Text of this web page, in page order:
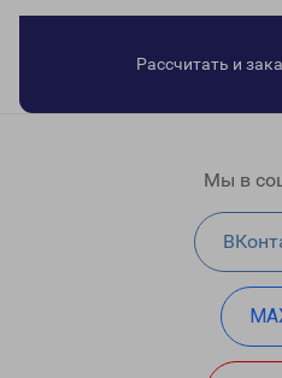
Рассчитать и
Мы в